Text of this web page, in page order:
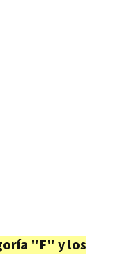
"F" y los